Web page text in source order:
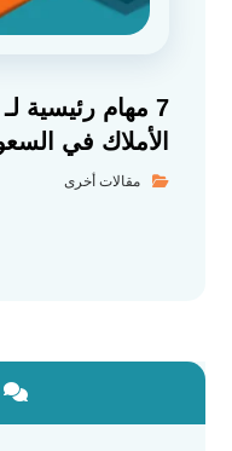
7 مهام رئيسية
الأملاك في
مقالات أخرى